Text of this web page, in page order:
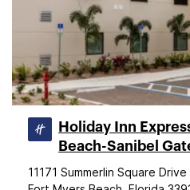
Holiday Inn
Beach-Sanibel
11171 Summerlin Square Drive